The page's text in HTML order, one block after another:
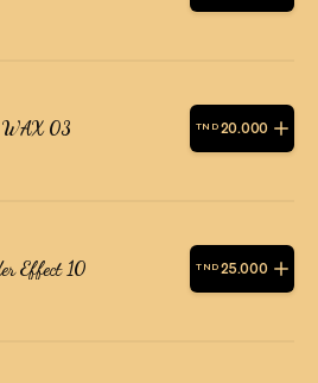
Agiva HAIR WAX 03 TND 20.000
Effect 10 TND 25.000